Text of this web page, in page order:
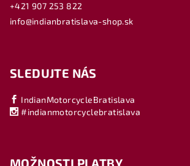
+421 907 253 822
info@indianbratislava-shop.sk
SLEDUJTE NÁS
IndianMotorcycleBratislava
#indianmotorcyclebratislava